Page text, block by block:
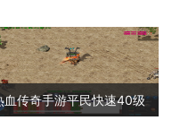
血传奇手游平民快速40级